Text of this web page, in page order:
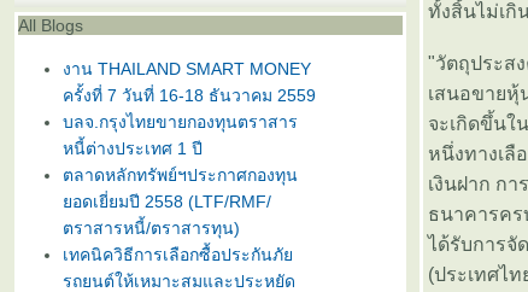
All Blogs
งาน THAILAND SMART MONEY
ครั้งที่ 7 วันที่ 16-18 ธันวาคม 2559
บลจ.กรุงไทยขายกองทุนตราสาร
หนี้ต่างประเทศ 1 ปี
ตลาดหลักทรัพย์ฯประกาศกองทุน
อดเยี่ยมปี 2558 (LTF/RMF/
ตราสารหนี้/ตราสารทุน)
เทคนิควิธีการเลือกซื้อประกันภั
รถยนต์ให้เหมาะสมและประหยัด
ทั้งสิ้นไม่เกิ
"วัตถุประส
เสนอขายหุ้
จะเกิดขึ้นใ
หนึ่งทางเลื
เงินฝาก ก
ธนาคารคร
ได้รับการจั
(ประเทศไ